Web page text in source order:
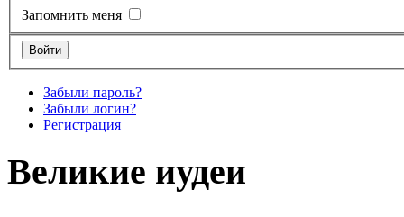
Запомнить меня
Забыли пароль?
Забыли логин?
Регистрация
Великие иудеи